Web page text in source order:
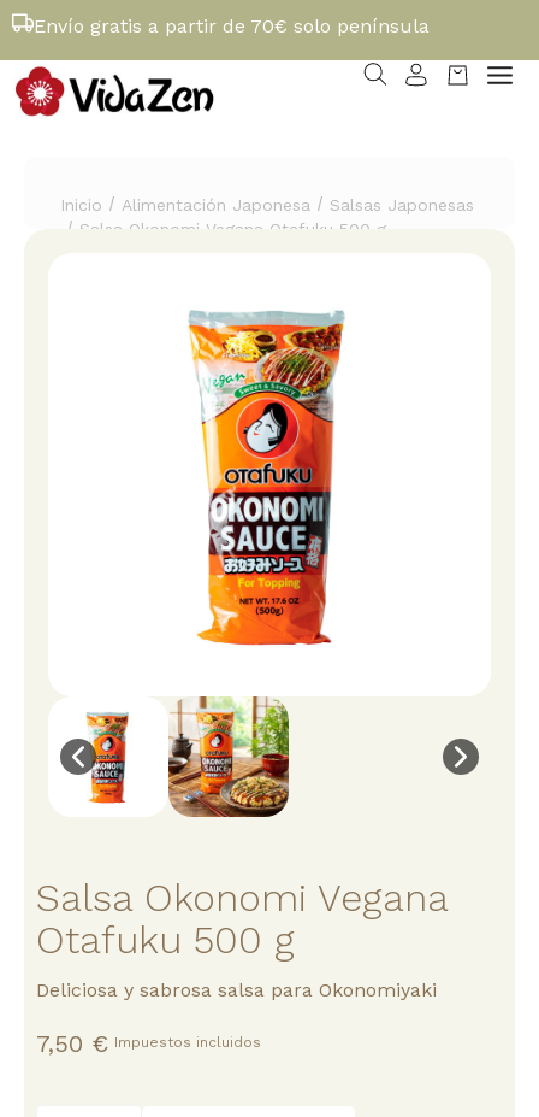
Envío gratis a partir de 70€ solo península
Inicio / Alimentación Japonesa / Salsas Japonesas
/ Salsa Okonomi Vegana Otafuku 500 g
Salsa Okonomi Vegana
Otafuku 500 g
Deliciosa y sabrosa salsa para Okonomiyaki
7,50 € Impuestos incluidos